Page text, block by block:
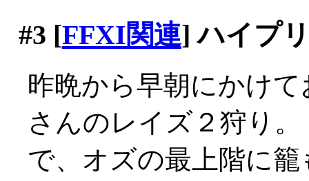
#3 [FFXI関連] ハイプ
昨晩から早朝にかけ
さんのレイズ２狩り。
で、オズの最上階に